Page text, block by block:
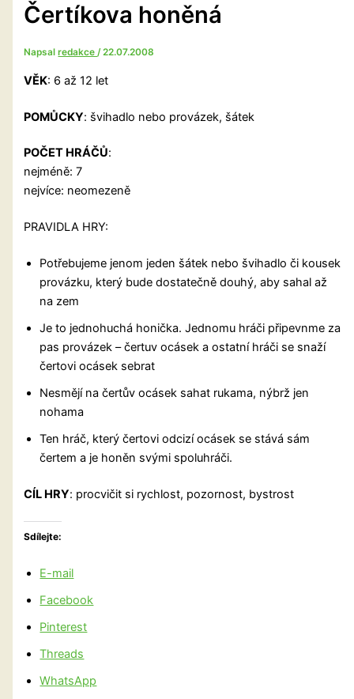
Čertíkova honěná
Napsalredakce/22.07.2008
VĚK: 6 až 12 let
POMŮCKY: švihadlo nebo provázek, šátek
POČET HRÁČŮ:
nejméně: 7
nejvíce: neomezeně
PRAVIDLA HRY:
Potřebujeme jenom jeden šátek nebo švihadlo či kousek
provázku, který bude dostatečně douhý, aby sahal až
na zem
Je to jednohuchá honička. Jednomu hráči připevnme za
pas provázek – čertuv ocásek a ostatní hráči se snaží
čertovi ocásek sebrat
Nesmějí na čertův ocásek sahat rukama, nýbrž jen
nohama
Ten hráč, který čertovi odcizí ocásek se stává sám
čertem a je honěn svými spoluhráči.
CÍL HRY: procvičit si rychlost, pozornost, bystrost
Sdílejte:
E-mail
Facebook
Pinterest
Threads
WhatsApp